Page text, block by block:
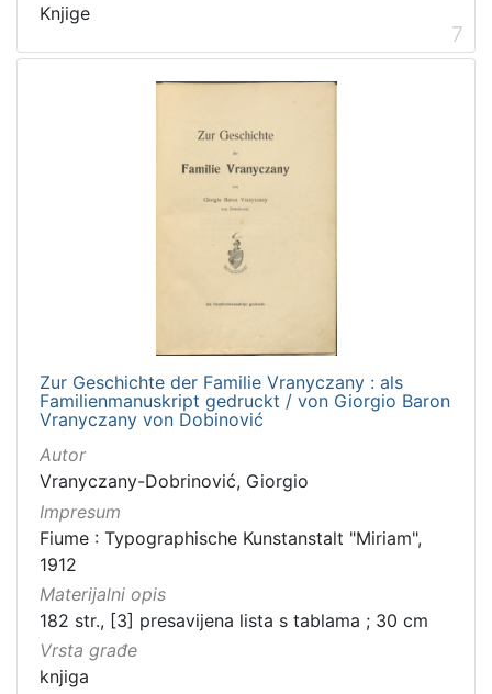
Knjige
7
Zur Geschichte der Familie Vranyczany : als
Familienmanuskript gedruckt / von Giorgio Baron
Vranyczany von Dobinović
Autor
Vranyczany-Dobrinović, Giorgio
Impresum
Fiume : Typographische Kunstanstalt "Miriam",
1912
Materijalni opis
182 str., [3] presavijena lista s tablama ; 30 cm
Vrsta građe
knjiga